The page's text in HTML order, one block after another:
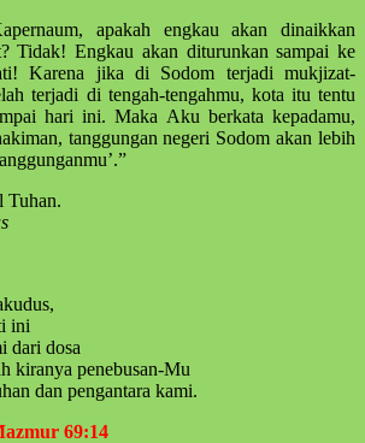
apakah engkau akan dinaikkan
Tidak! Engkau akan diturunkan sampai ke
Karena jika di Sodom terjadi mukjizat-
terjadi di tengah-tengahmu, kota itu tentu
hari ini. Maka Aku berkata kepadamu,
tanggungan negeri Sodom akan lebih
Tuhan.
ini
dari dosa
kiranya penebusan-Mu
dan pengantara kami.
69:14